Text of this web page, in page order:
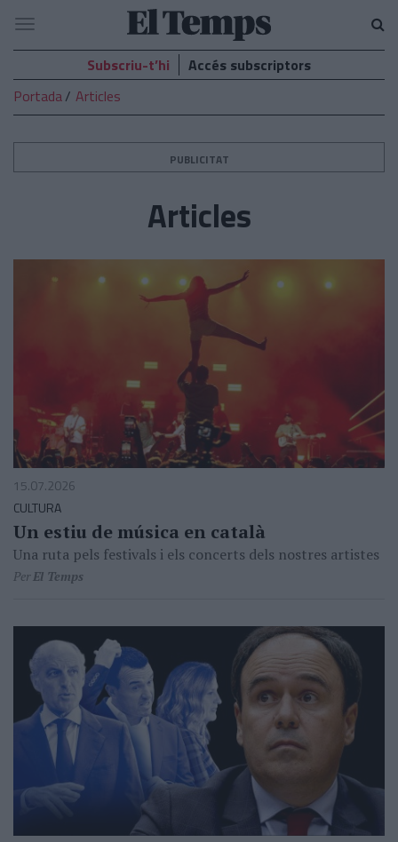
El
Temps
Navegació
Subscriu-t’hi
Accés subscriptors
Portada
Articles
PUBLICITAT
Articles
15.07.2026
CULTURA
Un estiu de música en català
Una ruta pels festivals i els concerts dels nostres artistes
PerEl Temps